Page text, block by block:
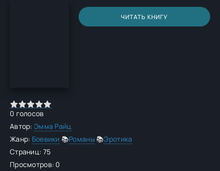
ЧИТАТЬ КНИГУ
0 голосов
Автор: Эмма Райц
Жанр: Боевики 📚Романы📚Эротика
Страниц: 75
Просмотров: 0